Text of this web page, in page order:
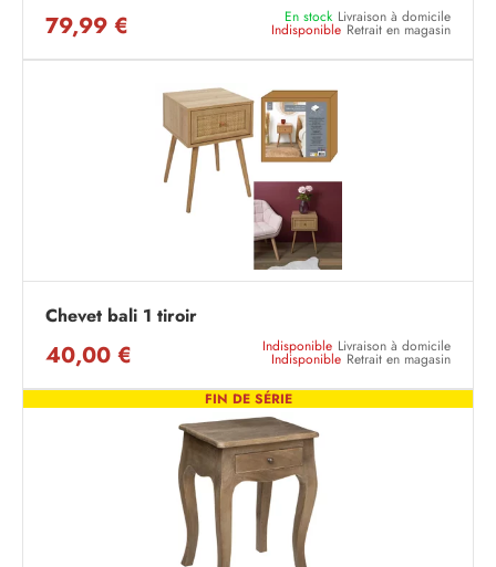
79,99 € En stock Livraison à domicile
Indisponible Retrait en magasin
Chevet bali 1 tiroir
40,00 € Indisponible Livraison à domicile
Indisponible Retrait en magasin
FIN DE SÉRIE